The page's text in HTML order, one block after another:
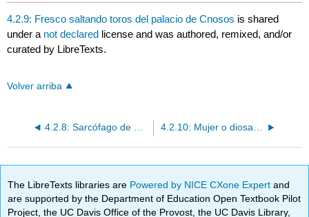
4.2.9: Fresco saltando toros del palacio de Cnosos is shared
under a not declared license and was authored, remixed, and/or
curated by LibreTexts.
Volver arriba
The LibreTexts libraries are Powered by NICE CXone Expertand
are supported by the Department of Education Open Textbook Pilot
Project, the UC Davis Office of the Provost, the UC Davis Library,